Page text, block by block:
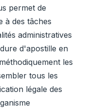
permet de
à des tâches
administratives
d'apostille en
les
tous les
légale des